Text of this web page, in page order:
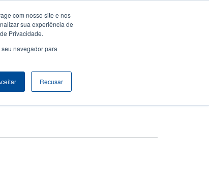
com nosso site e nos
sua experiência de
Privacidade.
navegador para
Recusar
User
Anonymous
Login / Registro
Seletor de Produto